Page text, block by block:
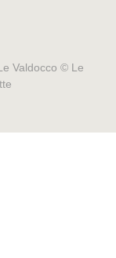
Valdocco © Le